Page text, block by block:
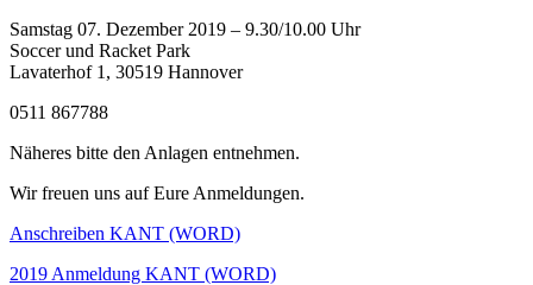
Samstag 07. Dezember 2019 – 9.30/10.00 Uhr
Soccer und Racket Park
Lavaterhof 1, 30519 Hannover
0511 867788
Näheres bitte den Anlagen entnehmen.
Wir freuen uns auf Eure Anmeldungen.
Anschreiben KANT (WORD)
2019 Anmeldung KANT (WORD)